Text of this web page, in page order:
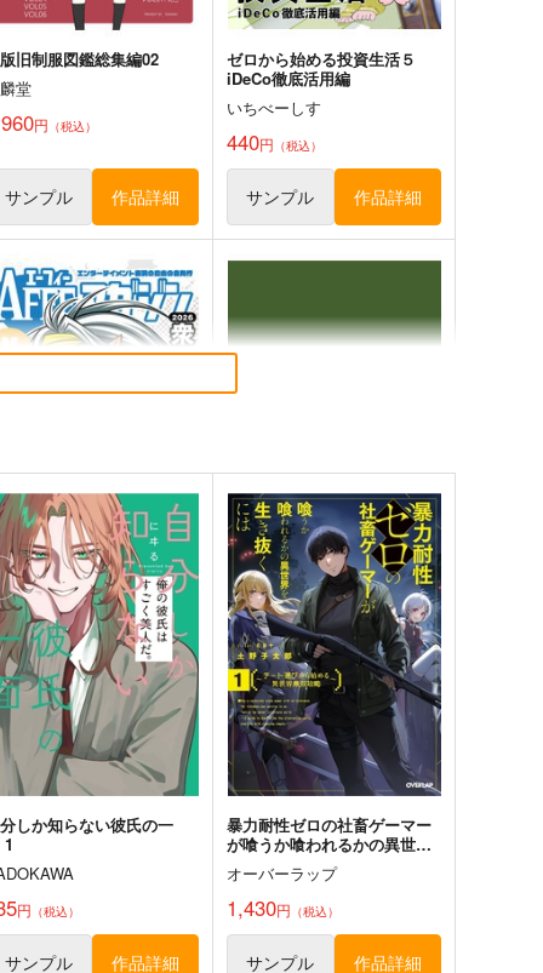
編
サンプル カート
もがいた話～
サンプル カート
の温泉宿2
洛食楽
無人兵器と機甲戦 準備号
pk510
旧制服図鑑総集編02
堂
円 （税込）
サンプル 作品詳細
ゼロから始める投資生活５
iDeCo徹底活用編
いちべーしす
440円 （税込）
サンプル 作品詳細
マガジン第25号
エンターテイメント表
自由の会
円（税込）
サンプル 作品詳細
オタクの生活史
オタクの生活史
1,980円（税込）
サンプル 作品詳細
しか知らない彼氏の一
円 （税込）
サンプル 作品詳細
暴力耐性ゼロの社畜ゲーマー
が喰うか喰われるかの異世界
を生き抜くには チート選びか
ら始める異世界無双攻略 1
オーバーラップ
1,430円 （税込）
サンプル 作品詳細